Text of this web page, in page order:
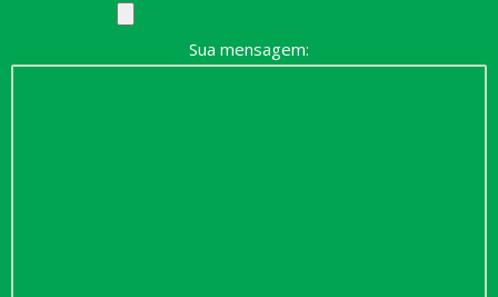
Sua mensagem: